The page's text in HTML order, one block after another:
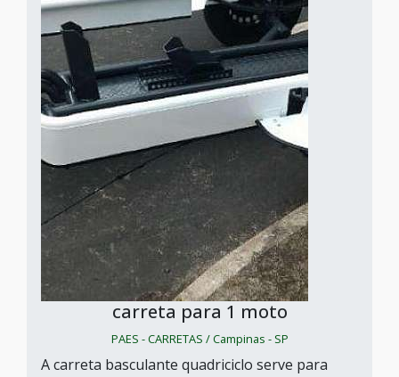
carreta para 1 moto
PAES - CARRETAS / Campinas - SP
A carreta basculante quadriciclo serve para